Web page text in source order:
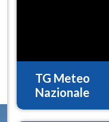
TG Meteo
Nazionale